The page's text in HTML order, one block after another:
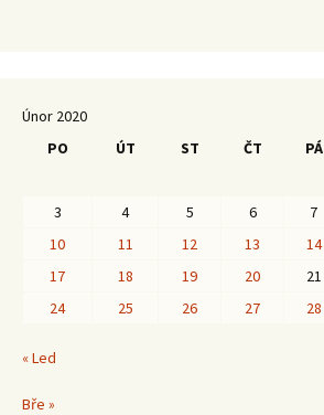
Únor 2020
PO
ÚT ST ČT PÁ
3
4 5 6 7
10
11 12 13 14
17
18 19 20 21
24
25 26 27 28
« Led
Bře »